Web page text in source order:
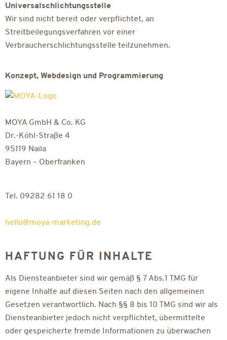
Universalschlichtungsstelle
Wir sind nicht bereit oder verpflichtet, an
Streitbeilegungsverfahren vor einer
Verbraucherschlichtungsstelle teilzunehmen.
Konzept, Webdesign und Programmierung
MOYA GmbH & Co. KG
Dr.-Köhl-Straße 4
95119 Naila
Bayern – Oberfranken
Tel. 09282 61 18 0
hello@moya-marketing.de
HAFTUNG FÜR INHALTE
Als Diensteanbieter sind wir gemäß § 7 Abs.1 TMG für
eigene Inhalte auf diesen Seiten nach den allgemeinen
Gesetzen verantwortlich. Nach §§ 8 bis 10 TMG sind wir als
Diensteanbieter jedoch nicht verpflichtet, übermittelte
oder gespeicherte fremde Informationen zu überwachen